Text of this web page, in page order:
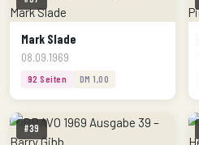
Mark Slade
08.09.1969
92 Seiten DM 1,00
#39